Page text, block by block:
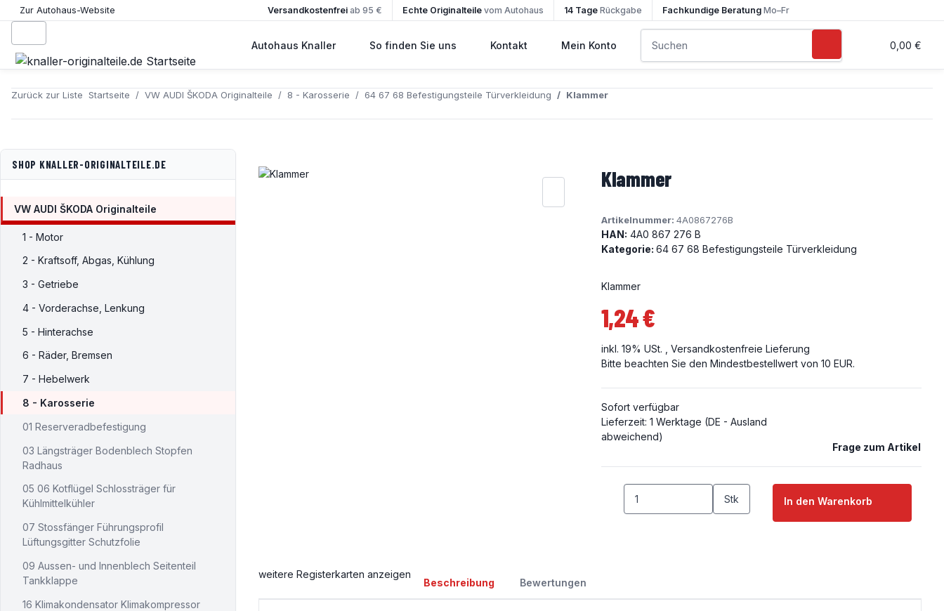
Versandkostenfreiab 95 € Echte Originalteilevom Autohaus 14 TageRückgabe Fachkundige BeratungMo–Fr
Zur Autohaus-Website
0,00 €
Autohaus Knaller So finden Sie uns Kontakt Mein Konto
Zurück zur Liste Startseite VW AUDI ŠKODA Originalteile 8 - Karosserie 64 67 68 Befestigungsteile Türverkleidung Klammer
Klammer
Artikelnummer: 4A0867276B
HAN: 4A0 867 276 B
Kategorie: 64 67 68 Befestigungsteile Türverkleidung
Klammer
1,24 €
inkl. 19% USt. , Versandkostenfreie Lieferung
Bitte beachten Sie den Mindestbestellwert von 10 EUR.
Sofort verfügbar
Lieferzeit: 1 Werktage (DE - Ausland
abweichend)
Frage zum Artikel
Stk In den Warenkorb
weitere Registerkarten anzeigen
Beschreibung Bewertungen
SHOP KNALLER-ORIGINALTEILE.DE
VW AUDI ŠKODA Originalteile
1 - Motor
2 - Kraftsoff, Abgas, Kühlung
3 - Getriebe
4 - Vorderachse, Lenkung
5 - Hinterachse
6 - Räder, Bremsen
7 - Hebelwerk
8 - Karosserie
01 Reserveradbefestigung
03 Längsträger Bodenblech Stopfen
Radhaus
05 06 Kotflügel Schlossträger für
Kühlmittelkühler
07 Stossfänger Führungsprofil
Lüftungsgitter Schutzfolie
09 Aussen- und Innenblech Seitenteil
Tankklappe
16 Klimakondensator Klimakompressor